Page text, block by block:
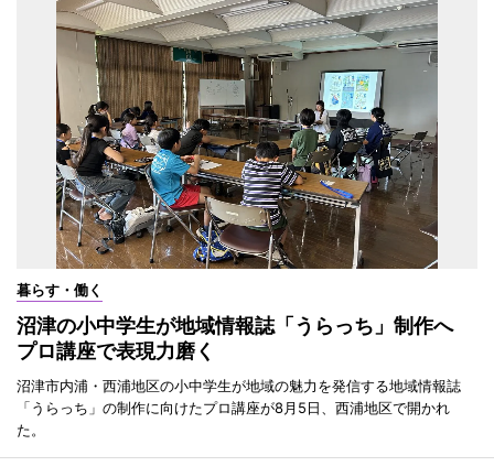
暮らす・働く
沼津の小中学生が地域情報誌「うらっち」制作へ
プロ講座で表現力磨く
沼津市内浦・西浦地区の小中学生が地域の魅力を発信する地域情報誌
「うらっち」の制作に向けたプロ講座が8月5日、西浦地区で開かれ
た。